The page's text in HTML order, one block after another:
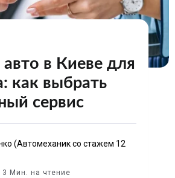
авто в Киеве для
как выбрать
сервис
(Автомеханик со стажем 12
3 Мин. на чтение